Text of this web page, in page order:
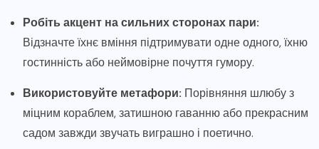
Робіть акцент на сильних сторонах пари:
Відзначте їхнє вміння підтримувати одне одного, їхню
гостинність або неймовірне почуття гумору.
Використовуйте метафори: Порівняння шлюбу з
міцним кораблем, затишною гаванню або прекрасним
садом завжди звучать виграшно і поетично.